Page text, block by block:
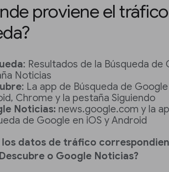
proviene el
: Resultados de la Búsqueda de
Noticias
: La app de Búsqueda de
Chrome y la pestaña Siguiendo
Noticias: news.google.com y la
de Google en iOS y Android
los datos de tráfico
o Google Noticias?